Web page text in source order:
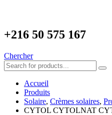
+216 50 575 167
Chercher
Accueil
Produits
Solaire, Crèmes solaires,
CYTOL CYTOLNAT